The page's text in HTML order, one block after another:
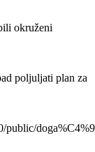
okruženi
poljuljati plan za
public/